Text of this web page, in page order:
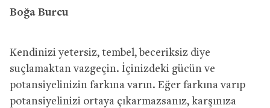
Boğa Burcu
Kendinizi yetersiz, tembel, beceriksiz diye
suçlamaktan vazgeçin. İçinizdeki gücün ve
potansiyelinizin farkına varın. Eğer farkına varıp
potansiyelinizi ortaya çıkarmazsanız, karşınıza